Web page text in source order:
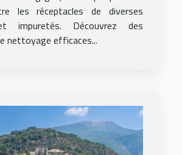
les réceptacles de diverses
impuretés. Découvrez des
nettoyage efficaces...